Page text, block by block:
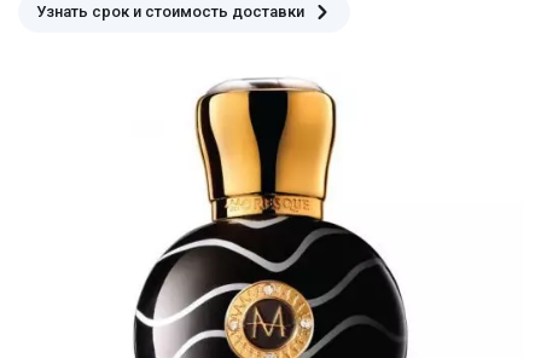
Узнать срок и стоимость доставки